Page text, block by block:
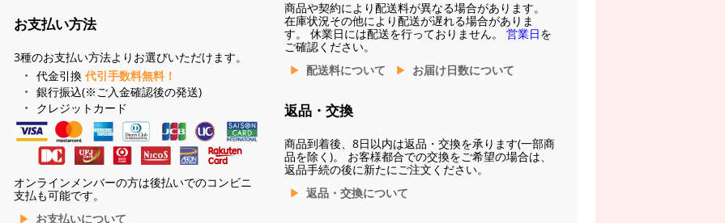
お支払い方法
3種のお支払い方法よりお選びいただけます。
代金引換 代引手数料無料！
銀行振込(※ご入金確認後の発送)
クレジットカード
オンラインメンバーの方は後払いでのコンビニ
支払も可能です。
お支払いについて
商品や契約により配送料が異なる場合があります。
在庫状況その他により配送が遅れる場合がありま
す。 休業日には配送を行っておりません。 営業日を
ご確認ください。
配送料について
お届け日数について
返品・交換
商品到着後、8日以内は返品・交換を承ります(一部商
品を除く)。 お客様都合での交換をご希望の場合は、
返品手続の後に新たにご注文ください。
返品・交換について